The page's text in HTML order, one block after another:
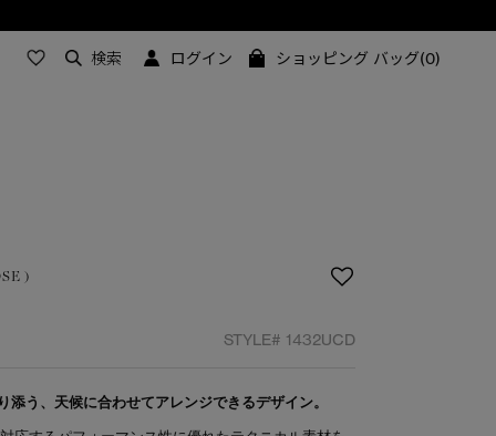
検索 ログイン ショッピング バッグ(0)
)
STYLE# 1432UCD
う、天候に合わせてアレンジできるデザイン。